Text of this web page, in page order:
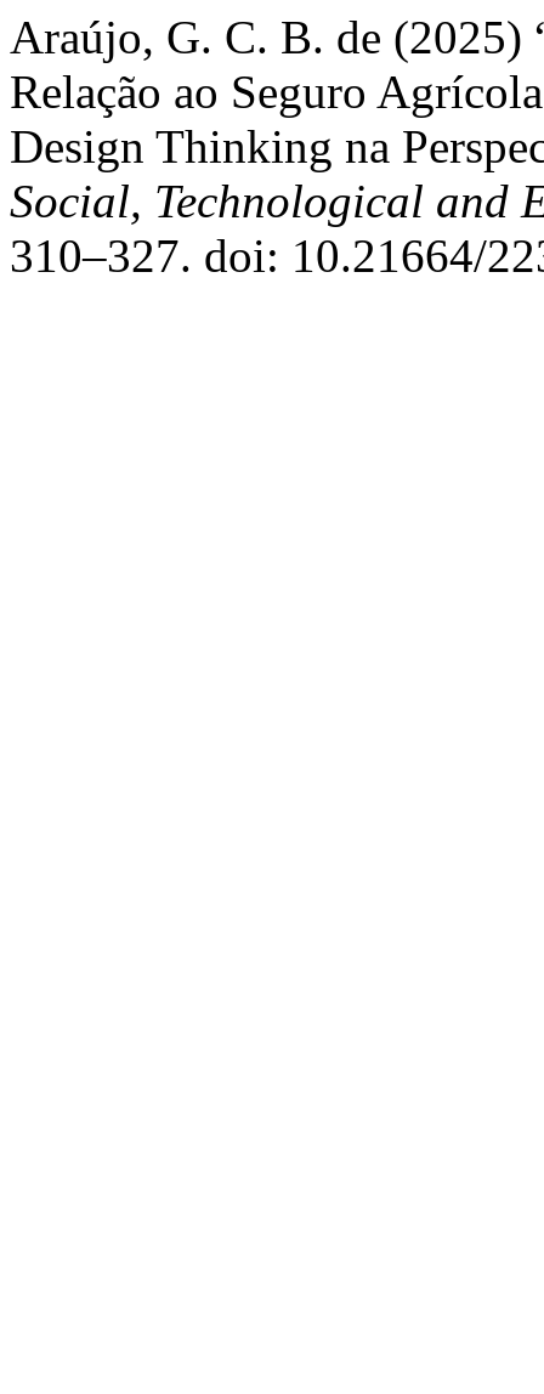
Araújo, G. C. B. de (2025)
Relação ao Seguro
Design Thinking na
Social, Technological and
310–327. doi: 10.21664/